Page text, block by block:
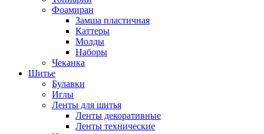
Фоамиран
Замша пластичная
Каттеры
Молды
Наборы
Чеканка
Шитье
Булавки
Иглы
Ленты для шитья
Ленты декоративные
Ленты технические